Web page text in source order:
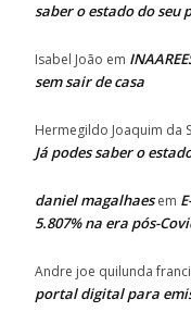
saber o estado do seu
Isabel João em
sem sair de casa
Hermegildo Joaquim da
Já podes saber o
daniel magalhaesem
5.807% na era pós-
Andre joe quilunda
portal digital para